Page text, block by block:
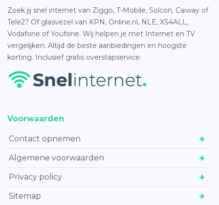
Zoek jij snel internet van Ziggo, T-Mobile, Solcon, Caiway of
Tele2? Of glasvezel van KPN, Online.nl, NLE, XS4ALL,
Vodafone of Youfone. Wij helpen je met Internet en TV
vergelijken. Altijd de beste aanbiedingen en hoogste
korting. Inclusief gratis overstapservice.
Voorwaarden
Contact opnemen
Algemene voorwaarden
Privacy policy
Sitemap